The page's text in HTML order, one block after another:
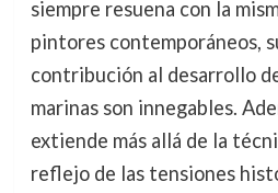
siempre resuena con la
pintores contemporáneos,
contribución al desarrollo
marinas son innegables.
extiende más allá de la
reflejo de las tensiones